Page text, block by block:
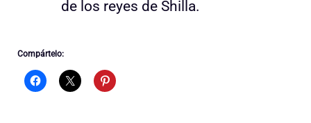
de los reyes de Shilla.
Compártelo: